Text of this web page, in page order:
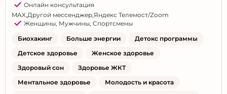
Онлайн консультация
MAX,Другой мессенджер,Яндекс Телемост/Zoom
Женщины, Мужчины, Спортсмены
Биохакинг Больше энергии
Детокс программы
Детское здоровье
Женское здоровье
Здоровый сон
Здоровье ЖКТ
Ментальное здоровье
Молодость и красота